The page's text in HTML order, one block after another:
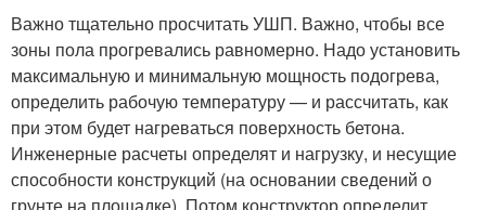
Важно тщательно просчитать УШП. Важно, чтобы все
зоны пола прогревались равномерно. Надо установить
максимальную и минимальную мощность подогрева,
определить рабочую температуру — и рассчитать, как
при этом будет нагреваться поверхность бетона.
Инженерные расчеты определят и нагрузку, и несущие
способности конструкций (на основании сведений о